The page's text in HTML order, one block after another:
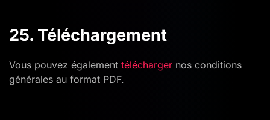
25. Téléchargement
Vous pouvez également télécharger nos conditions
générales au format PDF.